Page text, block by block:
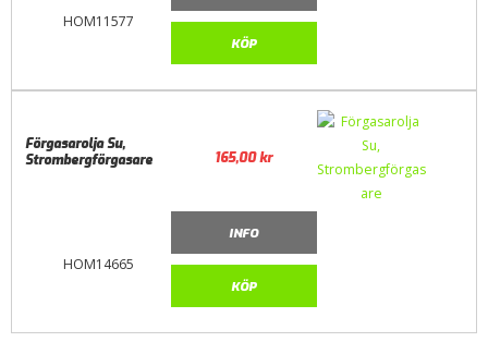
HOM11577
KÖP
HOM14665
Förgasarolja Su,
Strombergförgasare
165,00kr
INFO
KÖP